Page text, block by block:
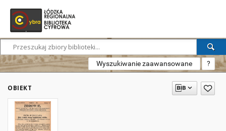
Wyszukiwanie zaawansowane ?
OBIEKT